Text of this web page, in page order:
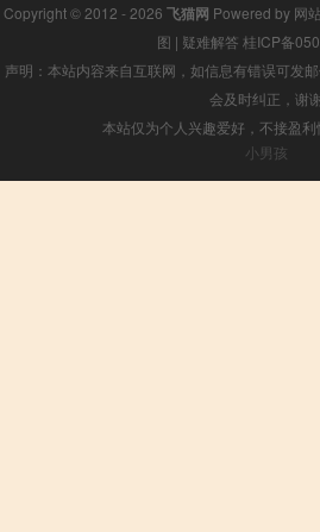
Copyright © 2012 - 2026 飞猫网 Powered by 网
图 | 疑难解答 桂ICP备
声明：本站内容来自互联网，如信息有错误可发
会及时纠正，谢
本站仅为个人兴趣爱好，不接盈
小男孩